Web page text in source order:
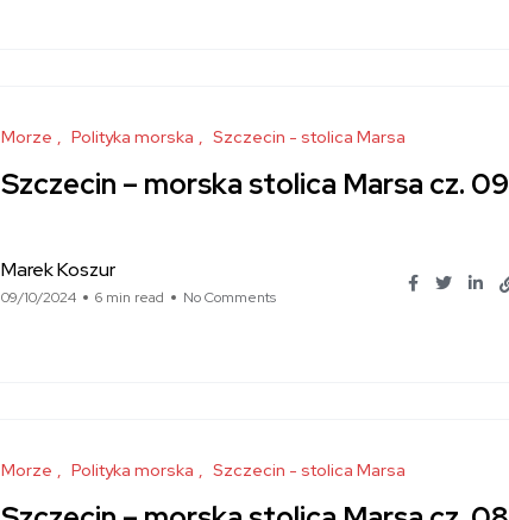
Morze Polityka morska Szczecin - stolica Marsa
Szczecin – morska stolica Marsa cz. 09
Marek Koszur
09/10/2024 6 min read No Comments
Morze Polityka morska Szczecin - stolica Marsa